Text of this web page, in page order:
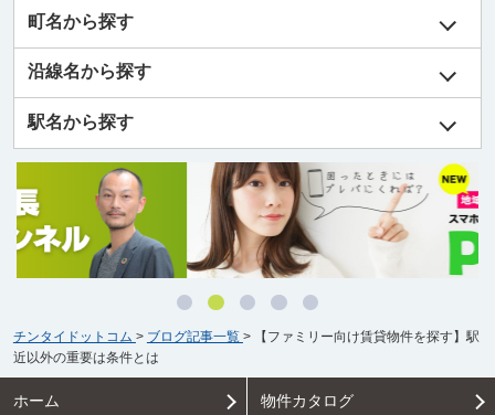
町名から探す
沿線名から探す
駅名から探す
チンタイドットコム > ブログ記事一覧 >
【ファミリー向け賃貸物件を探す】駅
近以外の重要は条件とは
ホーム 物件カタログ